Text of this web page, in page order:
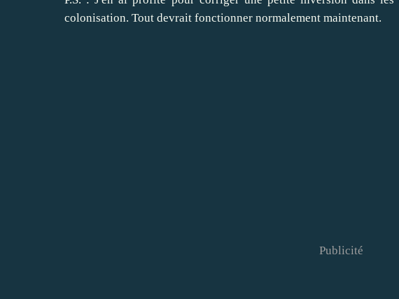
colonisation. Tout devrait fonctionner normalement maintenant.
Publicité